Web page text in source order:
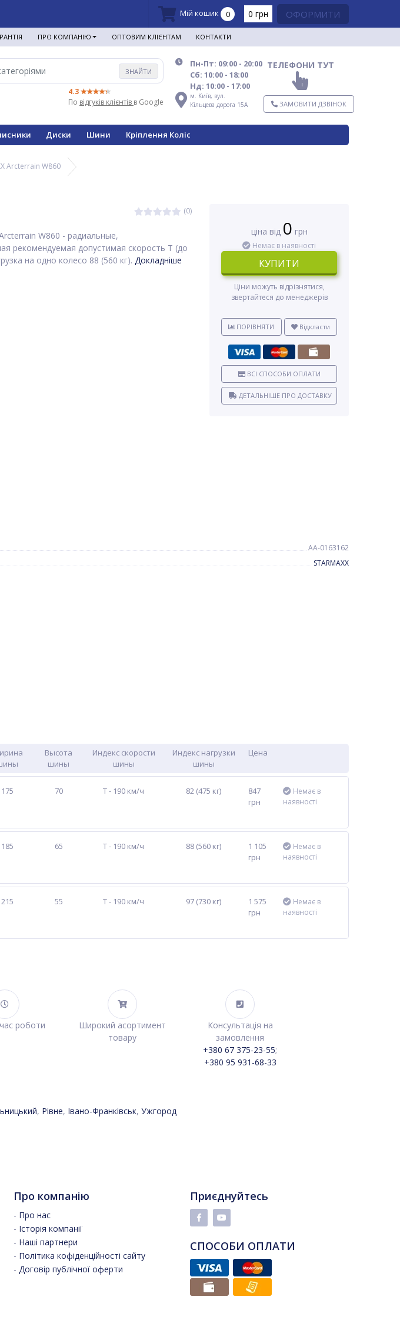
Мій кошик 0 0 грн ОФОРМИТИ
ПРО КОМПАНІЮ ОПТОВИМ КЛІЄНТАМ КОНТАКТИ
ЗНАЙТИ
4.3
По відгуків клієнтів в Google
Пн-Пт: 09:00 - 20:00
Сб: 10:00 - 18:00
Нд: 10:00 - 17:00
м. Київ, вул.
Кільцева дорога 15А
ТЕЛЕФОНИ ТУТ
ЗАМОВИТИ ДЗВІНОК
Диски Шини Кріплення Коліс
Arcterrain W860
(0)
W860 - радиальные,
рекомендуемая допустимая скорость T (до
на одно колесо 88 (560 кг). Докладніше
ціна від 0 грн
Немає в наявності
КУПИТИ
Ціни можуть відрізнятися,
звертайтеся до менеджерів
ПОРІВНЯТИ Відкласти
ВСІ СПОСОБИ ОПЛАТИ
ДЕТАЛЬНІШЕ ПРО ДОСТАВКУ
AA-0163162
STARMAXX
Высота
шины
Индекс скорости
шины
Индекс нагрузки
шины
Цена
175 70 T - 190 км/ч 82 (475 кг)
847
грн
Немає в
наявності
185 65 T - 190 км/ч 88 (560 кг)
1 105
грн
Немає в
наявності
215 55 T - 190 км/ч 97 (730 кг)
1 575
грн
Немає в
наявності
роботи
Широкий асортимент
товару
Консультація на
замовлення
+380 67 375-23-55;
+380 95 931-68-33
, Рівне, Івано-Франківськ, Ужгород
Про компанію
- Про нас
- Історія компанії
- Наші партнери
- Політика кофіденційності сайту
- Договір публічної оферти
Приєднуйтесь
СПОСОБИ ОПЛАТИ